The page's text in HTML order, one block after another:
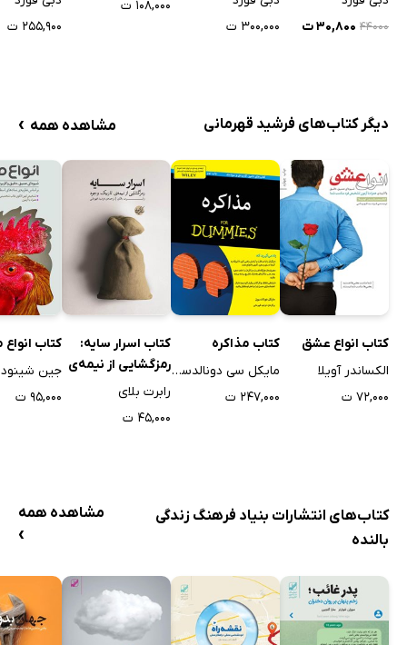
۴۴۰۰۰ ۳۰,۸۰۰ ت
۳۰۰,۰۰۰ ت
۱۰۸,۰۰۰ ت
۲۵۵,۹۰۰ ت
دیگر کتاب‌های فرشید قهرمانی مشاهده همه ›
کتاب انواع عشق
الکساندر آویلا
۷۲,۰۰۰ ت
کتاب مذاکره
مایکل سی دونالدسون
۲۴۷,۰۰۰ ت
کتاب اسرار سایه:
رمزگشایی از نیمه‌ی
تاریک وجود
رابرت بلای
۴۵,۰۰۰ ت
کتاب انواع
جین
۹۵,۰۰۰ ت
کتاب‌های انتشارات بنیاد فرهنگ زندگی
بالنده
مشاهده همه
›